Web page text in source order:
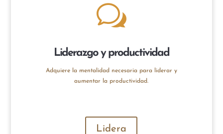
w
Liderazgo y productividad
Adquiere la mentalidad necesaria para liderar y
aumentar la productividad.
Lidera